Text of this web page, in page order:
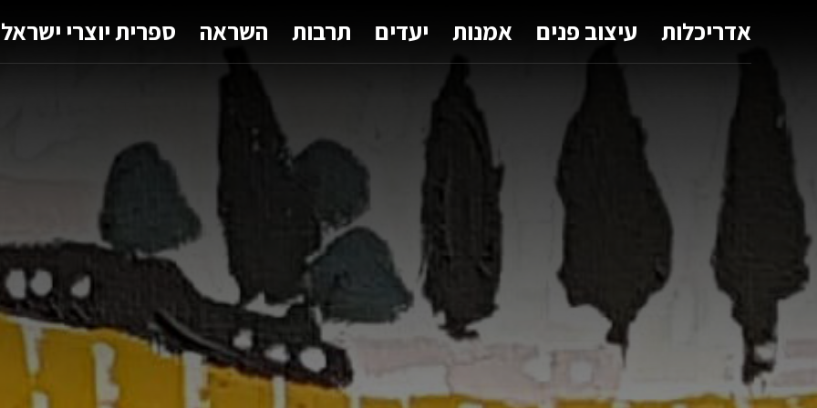
אדריכלות עיצוב פנים אמנות יעדים תרבות השראה ספרית יוצרי ישראל